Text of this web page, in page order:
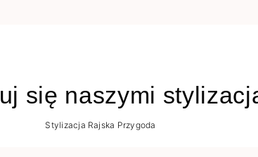
się naszymi
Stylizacja Rajska Przygoda